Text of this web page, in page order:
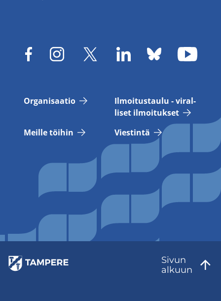
Or­ga­ni­saa­tio
Il­moi­tus­tau­lu - vi­ral­
li­set il­moi­tuk­set
Meil­le töi­hin
Vies­tin­tä
Sivun
al­kuun